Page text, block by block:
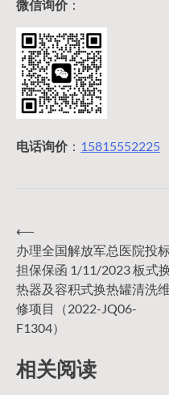
微信询价：
电话询价： 15815552225
文
章
导
航
⟵
办理全国解放军总医院投
担保保函 1/11/2023 板式
热器及容积式换热罐清洗维
修项目（2022-JQ06-
F1304）
相关阅读